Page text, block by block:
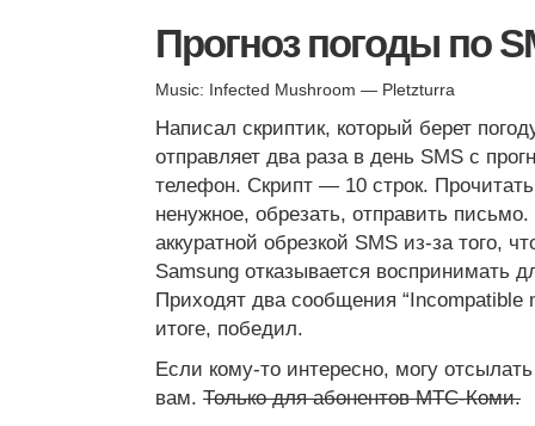
Прогноз погоды по
Music: Infected Mushroom — Pletzturra
Написал скриптик, который берет
отправляет два раза в день SMS с
телефон. Скрипт — 10 строк.
ненужное, обрезать, отправить
аккуратной обрезкой SMS из-за того,
Samsung отказывается воспринимать
Приходят два сообщения “Incompatible
итоге, победил.
Если кому-то интересно, могу
вам. Только для абонентов МТС-Коми.